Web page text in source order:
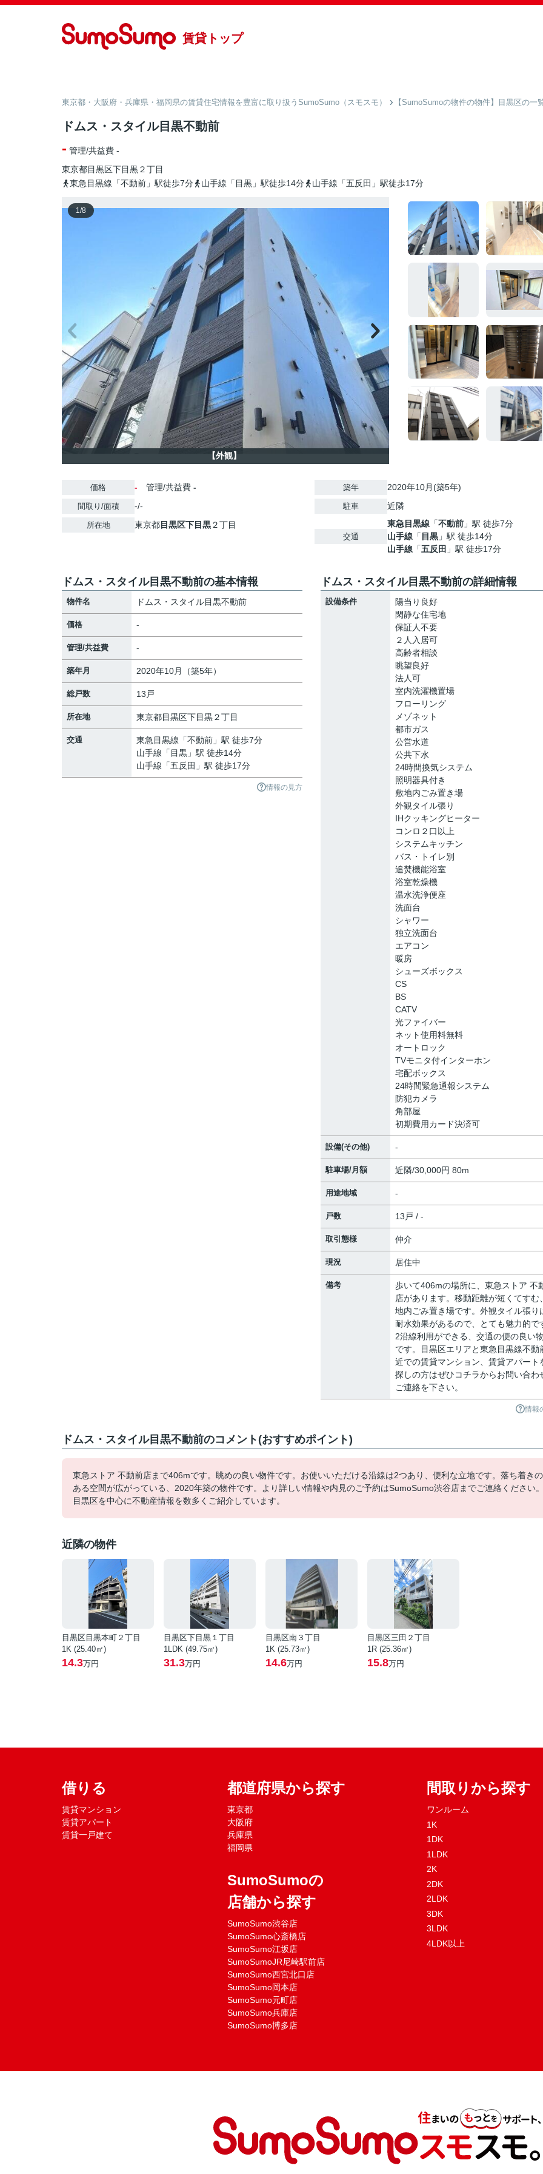
賃貸トップ
東京都・大阪府・兵庫県・福岡県の賃貸住宅情報を豊富に取り扱うSumoSumo（スモスモ） 【SumoSumoの物件の物件】目黒区の一
ドムス・スタイル目黒不動前
- 管理/共益費 -
東京都目黒区下目黒２丁目
東急目黒線「不動前」駅徒歩7分
山手線「目黒」駅徒歩14分 山手線「五反田」駅徒歩17分
1/8
【外観】
価格 - 管理/共益費 -
間取り/面積 -/-
所在地 東京都目黒区下目黒２丁目
築年 2020年10月(築5年)
駐車 近隣
交通
東急目黒線 「不動前 」駅 徒歩7分
山手線 「 目黒 」駅 徒歩14分
山手線 「五反田 」駅 徒歩17分
ドムス・スタイル目黒不動前の基本情報
物件名 ドムス・スタイル目黒不動前
価格 -
管理/共益費 -
築年月 2020年10月（築5年）
総戸数 13戸
所在地 東京都目黒区下目黒２丁目
交通 東急目黒線 「不動前 」駅 徒歩7分
山手線 「 目黒 」駅 徒歩14分
山手線 「五反田 」駅 徒歩17分
情報の見方
ドムス・スタイル目黒不動前の詳細情報
設備条件
陽当り良好
閑静な住宅地
保証人不要
２人入居可
高齢者相談
眺望良好
法人可
室内洗濯機置場
フローリング
メゾネット
都市ガス
公営水道
公共下水
24時間換気システム
照明器具付き
敷地内ごみ置き場
外観タイル張り
IHクッキングヒーター
コンロ２口以上
システムキッチン
バス・トイレ別
追焚機能浴室
浴室乾燥機
温水洗浄便座
洗面台
シャワー
独立洗面台
エアコン
暖房
シューズボックス
CS
BS
CATV
光ファイバー
ネット使用料無料
オートロック
TVモニタ付インターホン
宅配ボックス
24時間緊急通報システム
防犯カメラ
角部屋
初期費用カード決済可
設備(その他) -
駐車場/月額 近隣/30,000円 80m
用途地域 -
戸数 13戸 / -
取引態様 仲介
現況 居住中
備考
歩いて406mの場所に、東急ストア 不
店があります。移動距離が短くてすむ
地内ごみ置き場です。外観タイル張り
耐水効果があるので、とても魅力的で
2沿線利用ができる、交通の便の良い
です。目黒区エリアと東急目黒線不動
近での賃貸マンション、賃貸アパート
探しの方はぜひコチラからお問い合わ
ご連絡を下さい。
情報
ドムス・スタイル目黒不動前のコメント(おすすめポイント)
東急ストア 不動前店まで406mです。眺めの良い物件です。お使いいただける沿線は2つあり、便利な立地です。落ち着きの
ある空間が広がっている、2020年築の物件です。より詳しい情報や内見のご予約はSumoSumo渋谷店までご連絡ください。
目黒区を中心に不動産情報を数多くご紹介しています。
近隣の物件
目黒区目黒本町２丁目
1K (25.40㎡)
14.3万円
目黒区下目黒１丁目
1LDK (49.75㎡)
31.3万円
目黒区南３丁目
1K (25.73㎡)
14.6万円
目黒区三田２丁目
1R (25.36㎡)
15.8万円
借りる
賃貸マンション
賃貸アパート
賃貸一戸建て
都道府県から探す
東京都
大阪府
兵庫県
福岡県
SumoSumoの
店舗から探す
SumoSumo渋谷店
SumoSumo心斎橋店
SumoSumo江坂店
SumoSumoJR尼崎駅前店
SumoSumo西宮北口店
SumoSumo岡本店
SumoSumo元町店
SumoSumo兵庫店
SumoSumo博多店
間取りから探す
ワンルーム
1K
1DK
1LDK
2K
2DK
2LDK
3DK
3LDK
4LDK以上